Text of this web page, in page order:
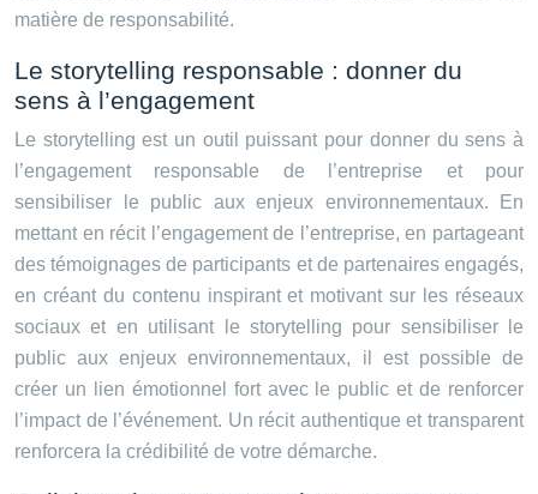
matière de responsabilité.
Le storytelling responsable : donner du
sens à l’engagement
Le storytelling est un outil puissant pour donner du sens à
l’engagement responsable de l’entreprise et pour
sensibiliser le public aux enjeux environnementaux. En
mettant en récit l’engagement de l’entreprise, en partageant
des témoignages de participants et de partenaires engagés,
en créant du contenu inspirant et motivant sur les réseaux
sociaux et en utilisant le storytelling pour sensibiliser le
public aux enjeux environnementaux, il est possible de
créer un lien émotionnel fort avec le public et de renforcer
l’impact de l’événement. Un récit authentique et transparent
renforcera la crédibilité de votre démarche.